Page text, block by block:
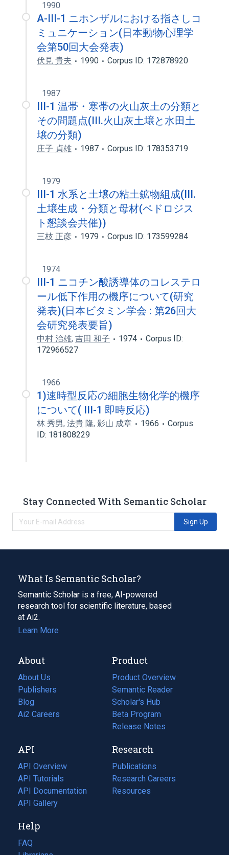
1990
A-III-1 ニホンザルにおける指さしコ
ミュニケーション(日本動物心理学
会第50回大会発表)
伏見 貴夫 1990 Corpus ID: 172878920
1987
III-1 温帯・寒帯の火山灰土の分類と
その問題点(III.火山灰土壌と水田土
壌の分類)
庄子 貞雄 1987 Corpus ID: 178353719
1979
III-1 水系と土壌の粘土鉱物組成(III.
土壌生成・分類と母材(ペドロジス
ト懇談会共催))
三枝 正彦 1979 Corpus ID: 173599284
1974
III-1 ニコチン酸誘導体のコレステロ
ール低下作用の機序について(研究
発表)(日本ビタミン学会 : 第26回大
会研究発表要旨)
中村 治雄, 吉田 和子 1974
Corpus ID:
172966527
1966
1)速時型反応の細胞生物化学的機序
について( III-1 即時反応)
林 秀男, 法貴 隆, 影山 成章 1966
Corpus
ID: 181808229
Stay Connected With Semantic Scholar
Sign Up
What Is Semantic Scholar?
Semantic Scholar is a free, AI-powered
research tool for scientific literature, based
at Ai2.
Learn More
About
About Us
Publishers
Blog
(opens
in
tab)
Ai2 Careers
(opens
new
tab)
Product
Product Overview
Semantic Reader
Scholar's Hub
Beta Program
Release Notes
API
API Overview
API Tutorials
API Documentation
(opens
in
new
tab)
API Gallery
Research
Publications
(opens
in
a
Research Careers
(opens
in
Resources
(opens
Help
FAQ